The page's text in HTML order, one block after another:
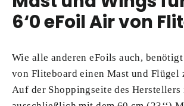
6‘0 eFoil Air von
Wie alle anderen eFoils auch,
von Fliteboard einen Mast und Flügel
Auf der Shoppingseite des